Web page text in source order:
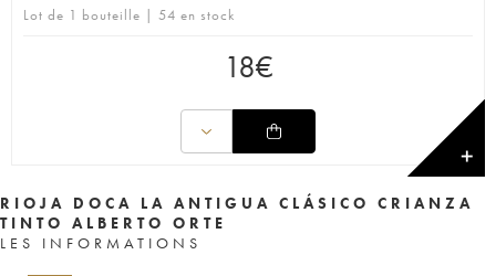
Lot de 1 bouteille | 54 en stock
18€
✕
RIOJA DOCA LA ANTIGUA CLÁSICO CRIANZA
TINTO ALBERTO ORTE
LES INFORMATIONS